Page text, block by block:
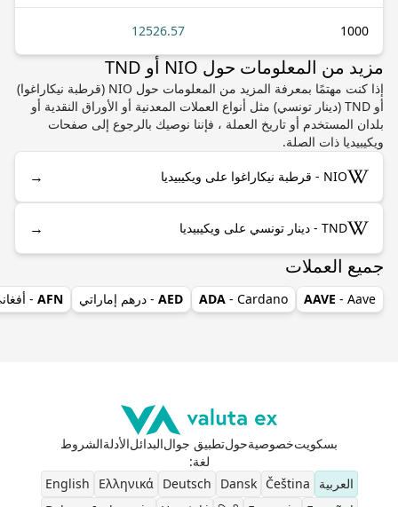
1000
12526.57
مزيد من المعلومات حول NIO أو TND
إذا كنت مهتمًا بمعرفة المزيد من المعلومات حول NIO (قرطبة نيكاراغوا)
أو TND (دينار تونسي) مثل أنواع العملات المعدنية أو الأوراق النقدية أو
بلدان المستخدم أو تاريخ العملة ، فإننا نوصيك بالرجوع إلى صفحات
ويكيبيديا ذات الصلة.
NIO - قرطبة نيكاراغوا على ويكيبيديا →
TND - دينار تونسي على ويكيبيديا →
جميع العملات
AAVE - Aave
ADA - Cardano
AED - درهم إماراتي AFN
-
بسكويتخصوصيةحولتطبيق جوالالبدائلالأدلةالشروط
لغة:
العربية
Čeština
Dansk
Deutsch
Ελληνικά
English